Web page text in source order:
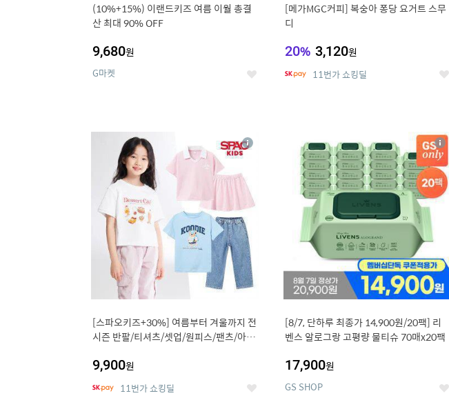
(10%+15%) 이랜드키즈 여름 이월 총결
산 최대 90% OFF
9,680원
G마켓 좋
[메가MGC커피] 복숭아 퐁당 요거트 스무
디
20% 3,120원
11번가 쇼킹딜 좋
13
[스파오키즈+30%] 여름부터 겨울까지 전
시즌 반팔/티셔츠/셋업/원피스/팬츠/아우
9,900원
11번가 쇼킹딜 좋
상
[8/7, 단하루 최종가 14,900원/20팩] 리
벤스 알로그랑 고평량 물티슈 70매x20팩
17,900원
GS SHOP 좋
상
세